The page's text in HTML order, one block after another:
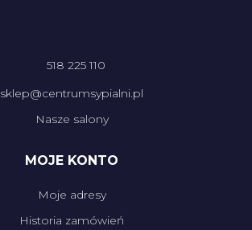
518 225 110
sklep@centrumsypialni.pl
Nasze salony
MOJE KONTO
Moje adresy
Historia zamówień